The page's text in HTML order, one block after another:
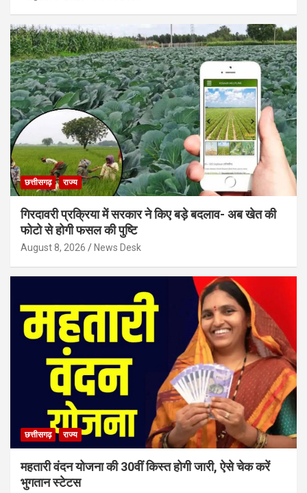
छत्तीसगढ़ राज्य
गिरदावरी प्रक्रिया में सरकार ने किए बड़े बदलाव- अब खेत की
फोटो से होगी फसल की पुष्टि
August 8, 2026 News Desk
छत्तीसगढ़ राज्य
महतारी वंदन योजना की 30वीं किस्त होगी जारी, ऐसे चेक करें
भुगतान स्टेटस